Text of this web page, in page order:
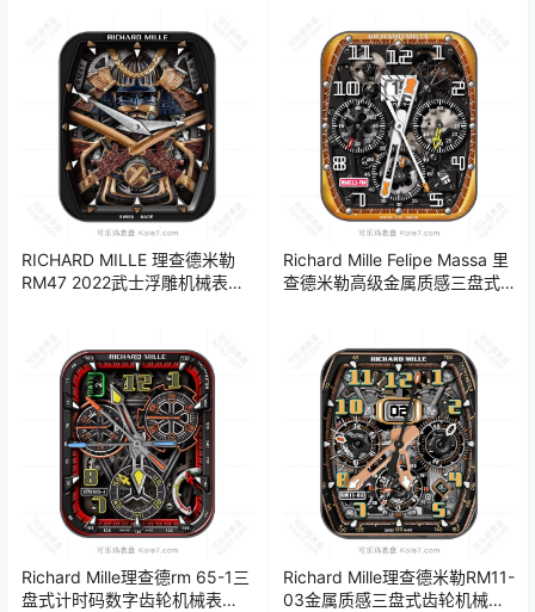
RICHARD MILLE 理查德米勒
RM47 2022武士浮雕机械表
Richard Mille Felipe Massa 里
查德米勒高级金属质感三盘式
Richard Mille理查德rm 65-1三
盘式计时码数字齿轮机械表
Richard Mille理查德米勒RM11-
03金属质感三盘式齿轮机械表